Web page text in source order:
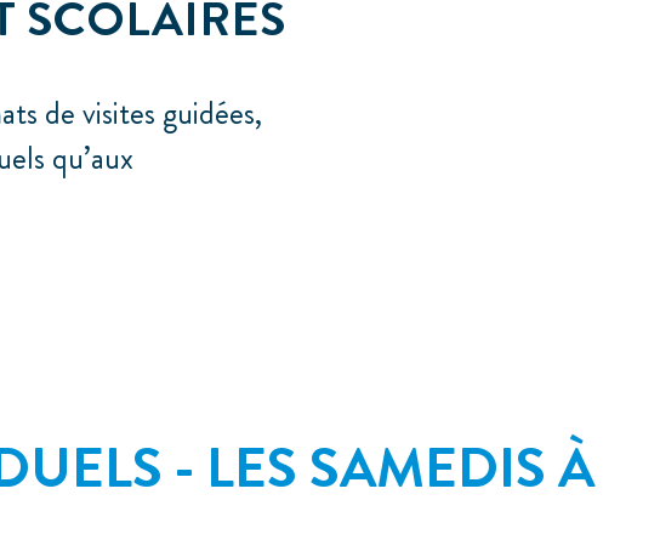
SCOLAIRES
de visites guidées,
qu’aux
- LES SAMEDIS À